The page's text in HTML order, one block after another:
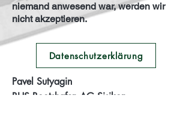
niemand anwesend war, werden wir
nicht akzeptieren.
Datenschutzerklärung
Pavel Sutyagin
BHS Bootshafen AG Sisikon